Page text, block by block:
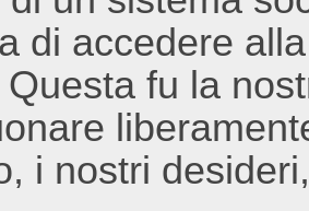
di accedere
fu la
i nostri